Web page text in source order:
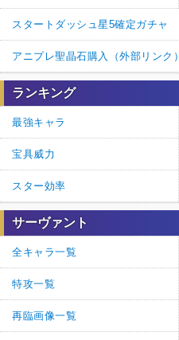
スタートダッシュ星5確定ガチャ
アニプレ聖晶石購入（外部リンク）
ランキング
最強キャラ
宝具威力
スター効率
サーヴァント
全キャラ一覧
特攻一覧
再臨画像一覧